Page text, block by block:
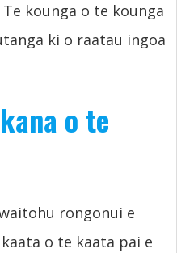
kounga o te kounga
ki o raatau ingoa
o te
rongonui e
o te kaata pai e